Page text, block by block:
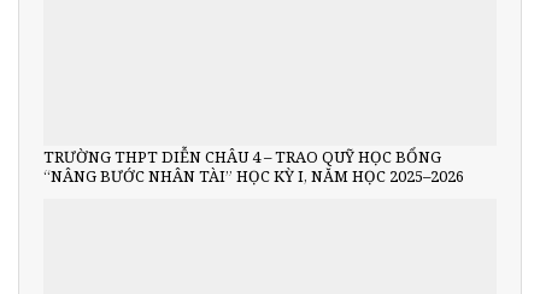
TRƯỜNG THPT DIỄN CHÂU 4 – TRAO QUỸ HỌC BỔNG
“NÂNG BƯỚC NHÂN TÀI” HỌC KỲ I, NĂM HỌC 2025–2026